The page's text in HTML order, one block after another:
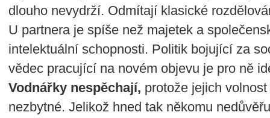
dlouho nevydrží. Odmítají klasické
U partnera je spíše než majetek a
intelektuální schopnosti. Politik bojující za
vědec pracující na novém objevu je pro ně
Vodnářky nespěchají, protože jejich
nezbytné. Jelikož hned tak někomu